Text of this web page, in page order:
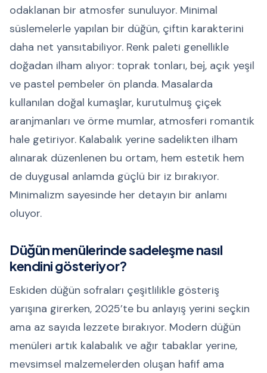
odaklanan bir atmosfer sunuluyor. Minimal
süslemelerle yapılan bir düğün, çiftin karakterini
daha net yansıtabiliyor. Renk paleti genellikle
doğadan ilham alıyor: toprak tonları, bej, açık yeşil
ve pastel pembeler ön planda. Masalarda
kullanılan doğal kumaşlar, kurutulmuş çiçek
aranjmanları ve örme mumlar, atmosferi romantik
hale getiriyor. Kalabalık yerine sadelikten ilham
alınarak düzenlenen bu ortam, hem estetik hem
de duygusal anlamda güçlü bir iz bırakıyor.
Minimalizm sayesinde her detayın bir anlamı
oluyor.
Düğün menülerinde sadeleşme nasıl
kendini gösteriyor?
Eskiden düğün sofraları çeşitlilikle gösteriş
yarışına girerken, 2025’te bu anlayış yerini seçkin
ama az sayıda lezzete bırakıyor. Modern düğün
menüleri artık kalabalık ve ağır tabaklar yerine,
mevsimsel malzemelerden oluşan hafif ama